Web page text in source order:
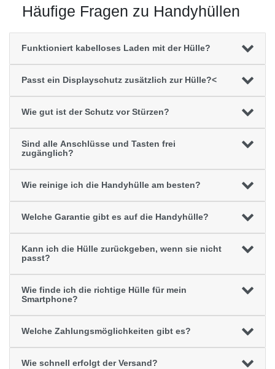
Häufige Fragen zu Handyhüllen
Funktioniert kabelloses Laden mit der Hülle?
Passt ein Displayschutz zusätzlich zur Hülle?<
Wie gut ist der Schutz vor Stürzen?
Sind alle Anschlüsse und Tasten frei
zugänglich?
Wie reinige ich die Handyhülle am besten?
Welche Garantie gibt es auf die Handyhülle?
Kann ich die Hülle zurückgeben, wenn sie nicht
passt?
Wie finde ich die richtige Hülle für mein
Smartphone?
Welche Zahlungsmöglichkeiten gibt es?
Wie schnell erfolgt der Versand?